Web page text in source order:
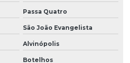
Passa Quatro
São João Evangelista
Alvinópolis
Botelhos